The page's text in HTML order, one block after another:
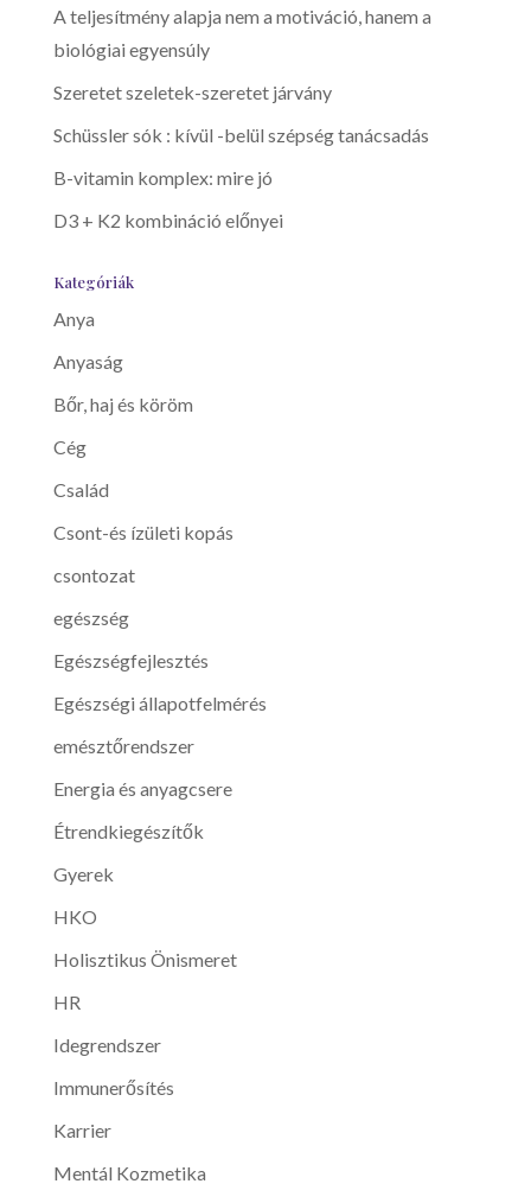
A teljesítmény alapja nem a motiváció, hanem a
biológiai egyensúly
Szeretet szeletek-szeretet járvány
Schüssler sók : kívül -belül szépség tanácsadás
B-vitamin komplex: mire jó
D3 + K2 kombináció előnyei
Kategóriák
Anya
Anyaság
Bőr, haj és köröm
Cég
Család
Csont-és ízületi kopás
csontozat
egészség
Egészségfejlesztés
Egészségi állapotfelmérés
emésztőrendszer
Energia és anyagcsere
Étrendkiegészítők
Gyerek
HKO
Holisztikus Önismeret
HR
Idegrendszer
Immunerősítés
Karrier
Mentál Kozmetika